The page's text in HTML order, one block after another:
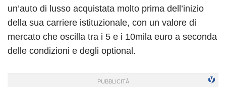
un’auto di lusso acquistata molto prima dell’inizio
della sua carriere istituzionale, con un valore di
mercato che oscilla tra i 5 e i 10mila euro a seconda
delle condizioni e degli optional.